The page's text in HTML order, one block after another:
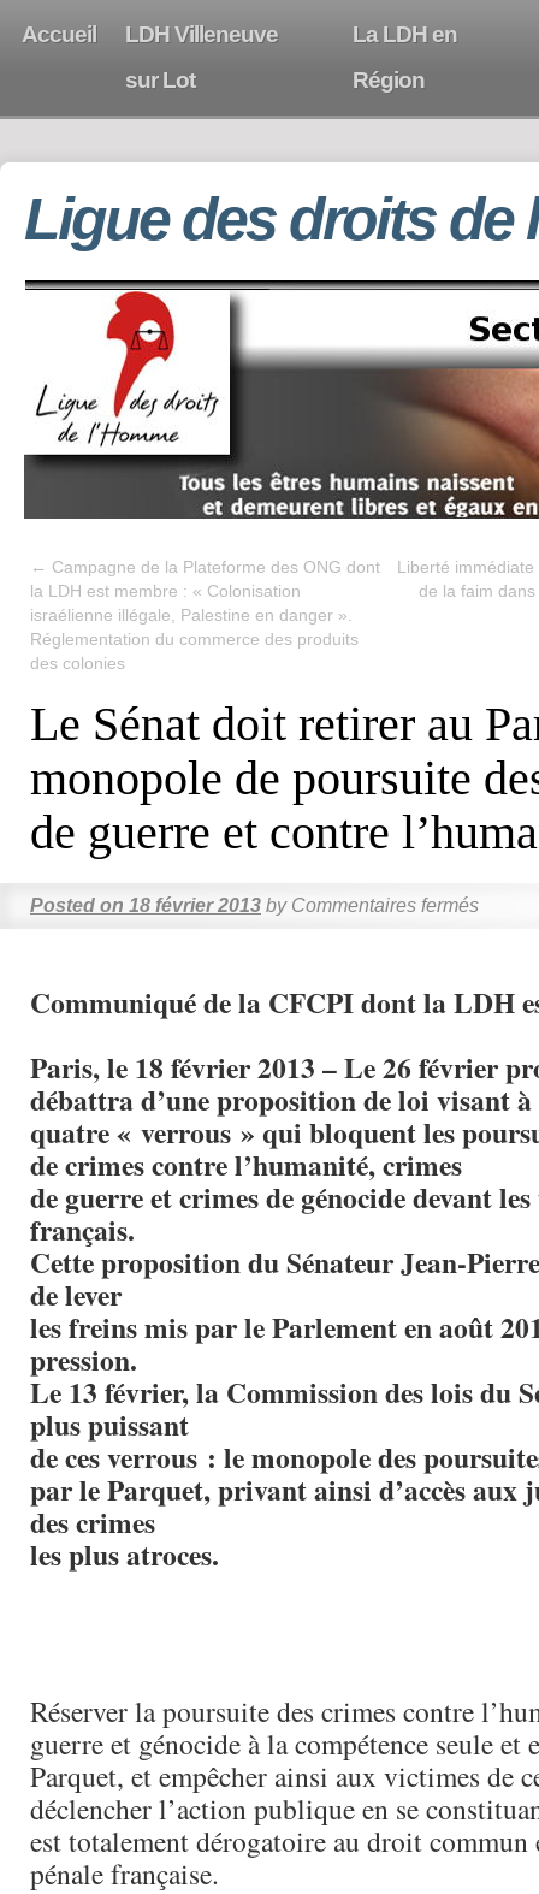
Accueil
LDH Villeneuve
sur Lot
La LDH en
Région
Ligue des droits de
← Campagne de la Plateforme des ONG dont
la LDH est membre : « Colonisation
israélienne illégale, Palestine en danger ».
Réglementation du commerce des produits
des colonies
Liberté
de la faim
Le Sénat doit retirer au
monopole de poursuite
de guerre et contre
Posted on 18 février 2013 by Commentaires fermés
Communiqué de la CFCPI dont la LDH
Paris, le 18 février 2013 – Le 26 février
débattra d’une proposition de loi visant
quatre « verrous » qui bloquent les
de crimes contre l’humanité, crimes
de guerre et crimes de génocide devant
français.
Cette proposition du Sénateur
de lever
les freins mis par le Parlement en août
pression.
Le 13 février, la Commission des lois du
plus puissant
de ces verrous : le monopole des
par le Parquet, privant ainsi d’accès aux
des crimes
les plus atroces.
Réserver la poursuite des crimes contre
guerre et génocide à la compétence seule et
Parquet, et empêcher ainsi aux victimes de
déclencher l’action publique en se
est totalement dérogatoire au droit
pénale française.